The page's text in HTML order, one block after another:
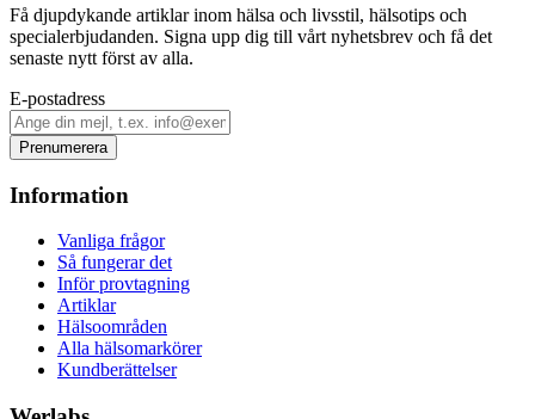
Få djupdykande artiklar inom hälsa och livsstil, hälsotips och
specialerbjudanden. Signa upp dig till vårt nyhetsbrev och få det
senaste nytt först av alla.
E-postadress
Prenumerera
Information
Vanliga frågor
Så fungerar det
Inför provtagning
Artiklar
Hälsoområden
Alla hälsomarkörer
Kundberättelser